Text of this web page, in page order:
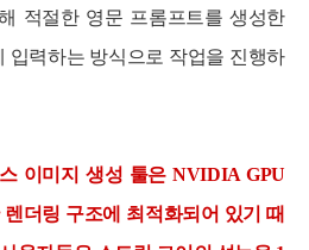
적절한 영문 프롬프트를 생성한
입력하는 방식으로 작업을 진행하
이미지 생성 툴은 NVIDIA GPU
더링 구조에 최적화되어 있기 때